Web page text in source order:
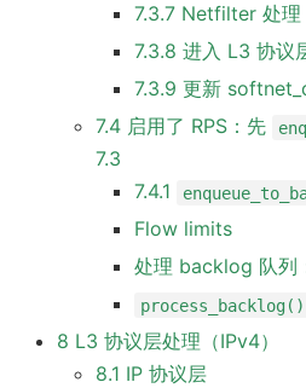
7.3.7 Netfilter 处理
7.3.8 进入 L3 协议
7.3.9 更新
7.4 启用了 RPS：先
7.3
7.4.1
Flow limits
处理 backlog 队列
process_backlog()
8 L3 协议层处理（IPv4）
8.1 IP 协议层